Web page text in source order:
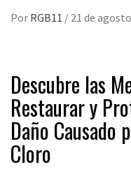
Por RGB11 / 21 de
Descubre las
Restaurar y
Daño Causado
Cloro